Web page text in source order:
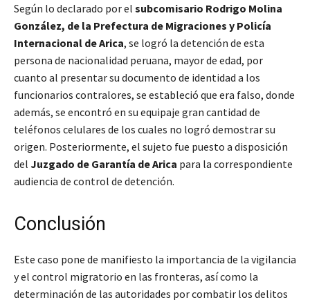
Según lo declarado por el subcomisario Rodrigo Molina
González, de la Prefectura de Migraciones y Policía
Internacional de Arica, se logró la detención de esta
persona de nacionalidad peruana, mayor de edad, por
cuanto al presentar su documento de identidad a los
funcionarios contralores, se estableció que era falso, donde
además, se encontró en su equipaje gran cantidad de
teléfonos celulares de los cuales no logró demostrar su
origen. Posteriormente, el sujeto fue puesto a disposición
del Juzgado de Garantía de Arica para la correspondiente
audiencia de control de detención.
Conclusión
Este caso pone de manifiesto la importancia de la vigilancia
y el control migratorio en las fronteras, así como la
determinación de las autoridades por combatir los delitos